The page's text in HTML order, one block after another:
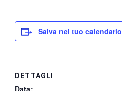
Salva nel tuo calendario
DETTAGLI